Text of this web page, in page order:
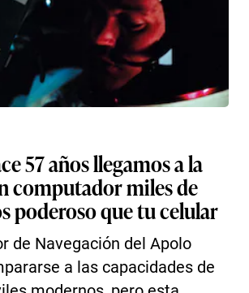
57 años llegamos a la
computador miles de
poderoso que tu celular
de Navegación del Apolo
a las capacidades de